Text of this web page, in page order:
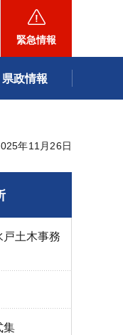
緊急情報
県政情報
年11月26日
土木事務
集